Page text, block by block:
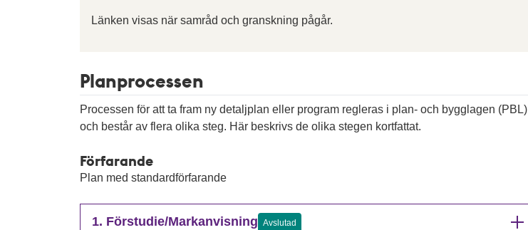
Länken visas när samråd och granskning pågår.
Planprocessen
Processen för att ta fram ny detaljplan eller program regleras i plan- och bygglagen (PBL)
och består av flera olika steg. Här beskrivs de olika stegen kortfattat.
Förfarande
Plan med standardförfarande
1. Förstudie/Markanvisning Avslutad